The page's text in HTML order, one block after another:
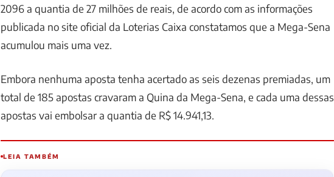
2096 a quantia de 27 milhões de reais, de acordo com as informações
publicada no site oficial da Loterias Caixa constatamos que a Mega-Sena
acumulou mais uma vez.
Embora nenhuma aposta tenha acertado as seis dezenas premiadas, um
total de 185 apostas cravaram a Quina da Mega-Sena, e cada uma dessas
apostas vai embolsar a quantia de R$ 14.941,13.
LEIA TAMBÉM